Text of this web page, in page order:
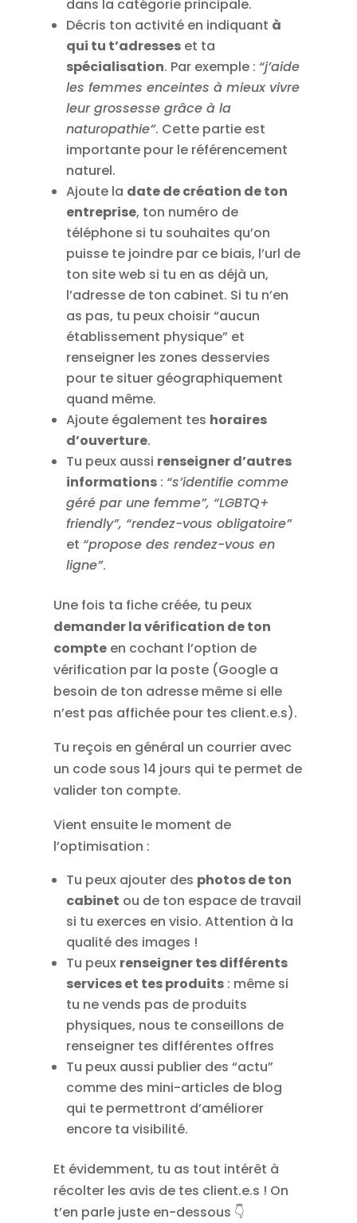
dans la catégorie principale.
Décris ton activité en indiquant à
qui tu t’adresses et ta
spécialisation. Par exemple : “j’aide
les femmes enceintes à mieux vivre
leur grossesse grâce à la
naturopathie”. Cette partie est
importante pour le référencement
naturel.
Ajoute la date de création de ton
entreprise, ton numéro de
téléphone si tu souhaites qu’on
puisse te joindre par ce biais, l’url de
ton site web si tu en as déjà un,
l’adresse de ton cabinet. Si tu n’en
as pas, tu peux choisir “aucun
établissement physique” et
renseigner les zones desservies
pour te situer géographiquement
quand même.
Ajoute également tes horaires
d’ouverture.
Tu peux aussi renseigner d’autres
informations : “s’identifie comme
géré par une femme”, “LGBTQ+
friendly”, “rendez-vous obligatoire”
et “propose des rendez-vous en
ligne”.
Une fois ta fiche créée, tu peux
demander la vérification de ton
compte en cochant l’option de
vérification par la poste (Google a
besoin de ton adresse même si elle
n’est pas affichée pour tes client.e.s).
Tu reçois en général un courrier avec
un code sous 14 jours qui te permet de
valider ton compte.
Vient ensuite le moment de
l’optimisation :
Tu peux ajouter des photos de ton
cabinet ou de ton espace de travail
si tu exerces en visio. Attention à la
qualité des images !
Tu peux renseigner tes différents
services et tes produits : même si
tu ne vends pas de produits
physiques, nous te conseillons de
renseigner tes différentes offres
Tu peux aussi publier des “actu”
comme des mini-articles de blog
qui te permettront d’améliorer
encore ta visibilité.
Et évidemment, tu as tout intérêt à
récolter les avis de tes client.e.s ! On
t’en parle juste en-dessous 👇